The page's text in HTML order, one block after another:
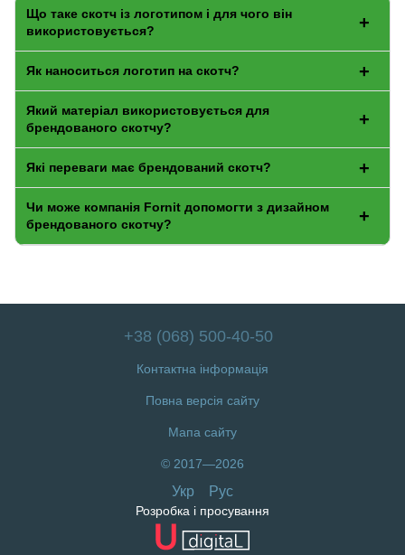
Що таке скотч із логотипом і для чого він
використовується?
Як наноситься логотип на скотч?
Який матеріал використовується для
брендованого скотчу?
Які переваги має брендований скотч?
Чи може компанія Fornit допомогти з дизайном
брендованого скотчу?
+38 (068) 500-40-50
Контактна інформація
Повна версія сайту
Мапа сайту
© 2017—2026
Укр Рус
Розробка і просування